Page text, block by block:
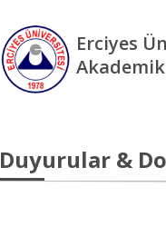
Erciyes
Duyurular &